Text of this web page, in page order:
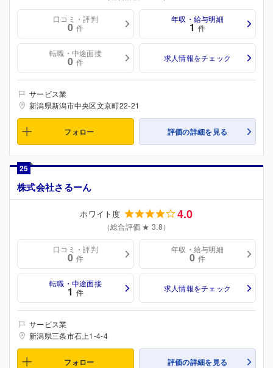
口コミ・評判
0 件
年収・給与明細
1 件
転職・中途面接
0 件 求人情報をチェック
サービス業
新潟県新潟市中央区文京町22-21
フォロー 評価の詳細を見る
25
株式会社さるーん
ホワイト度 4.0
（総合評価 ★ 3.8）
口コミ・評判
0 件
年収・給与明細
0 件
転職・中途面接
1 件 求人情報をチェック
サービス業
新潟県三条市石上1-4-4
フォロー 評価の詳細を見る